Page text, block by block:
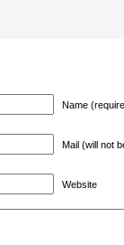
Name
Mail (will not
Website